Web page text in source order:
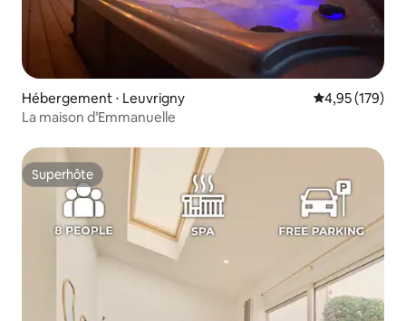
Hébergement ⋅ Leuvrigny Évaluation
4,95 (179)
La maison d’Emmanuelle
Superhôte
Superhôte